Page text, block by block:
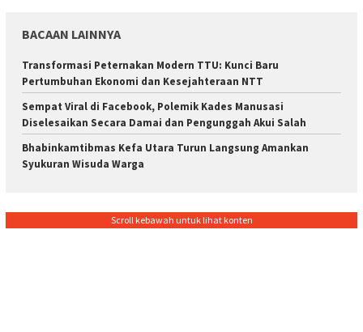
BACAAN LAINNYA
Transformasi Peternakan Modern TTU: Kunci Baru
Pertumbuhan Ekonomi dan Kesejahteraan NTT
Sempat Viral di Facebook, Polemik Kades Manusasi
Diselesaikan Secara Damai dan Pengunggah Akui Salah
Bhabinkamtibmas Kefa Utara Turun Langsung Amankan
Syukuran Wisuda Warga
Scroll kebawah untuk lihat konten